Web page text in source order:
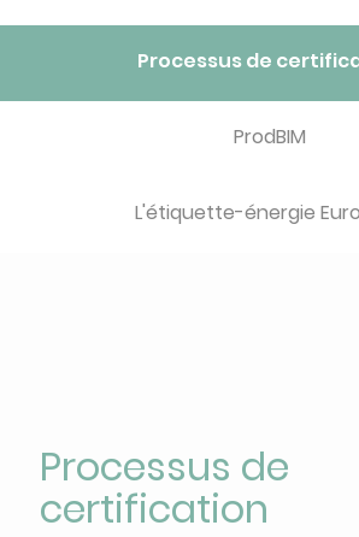
Processus de
ProdBIM
L'étiquette-énergie
Processus de
certification